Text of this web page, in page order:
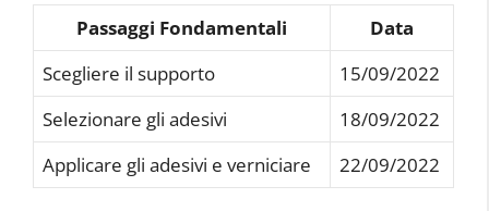
Passaggi Fondamentali
Data
Scegliere il supporto
15/09/2022
Selezionare gli adesivi
18/09/2022
Applicare gli adesivi e verniciare
22/09/2022